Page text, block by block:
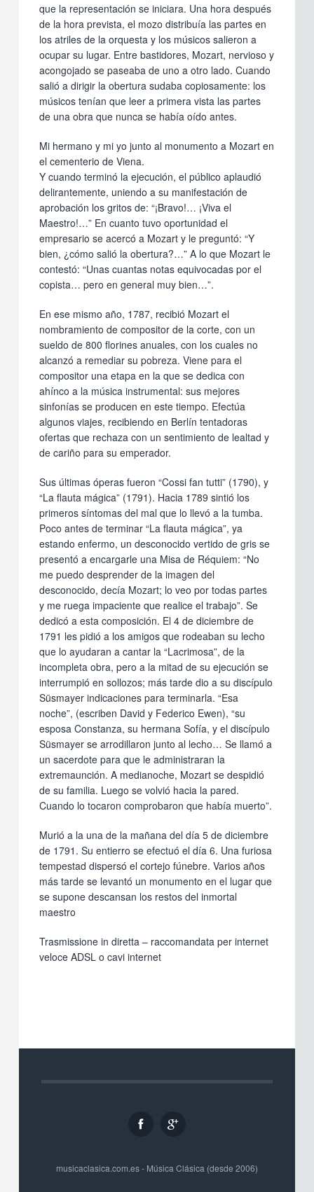
que la representación se iniciara. Una hora después
de la hora prevista, el mozo distribuía las partes en
los atriles de la orquesta y los músicos salieron a
ocupar su lugar. Entre bastidores, Mozart, nervioso y
acongojado se paseaba de uno a otro lado. Cuando
salió a dirigir la obertura sudaba copiosamente: los
músicos tenían que leer a primera vista las partes
de una obra que nunca se había oído antes.
Mi hermano y mi yo junto al monumento a Mozart en
el cementerio de Viena.
Y cuando terminó la ejecución, el público aplaudió
delirantemente, uniendo a su manifestación de
aprobación los gritos de: “¡Bravo!… ¡Viva el
Maestro!…” En cuanto tuvo oportunidad el
empresario se acercó a Mozart y le preguntó: “Y
bien, ¿cómo salió la obertura?…” A lo que Mozart le
contestó: “Unas cuantas notas equivocadas por el
copista… pero en general muy bien…”.
En ese mismo año, 1787, recibió Mozart el
nombramiento de compositor de la corte, con un
sueldo de 800 florines anuales, con los cuales no
alcanzó a remediar su pobreza. Viene para el
compositor una etapa en la que se dedica con
ahínco a la música instrumental: sus mejores
sinfonías se producen en este tiempo. Efectúa
algunos viajes, recibiendo en Berlín tentadoras
ofertas que rechaza con un sentimiento de lealtad y
de cariño para su emperador.
Sus últimas óperas fueron “Cossi fan tutti” (1790), y
“La flauta mágica” (1791). Hacia 1789 sintió los
primeros síntomas del mal que lo llevó a la tumba.
Poco antes de terminar “La flauta mágica”, ya
estando enfermo, un desconocido vertido de gris se
presentó a encargarle una Misa de Réquiem: “No
me puedo desprender de la imagen del
desconocido, decía Mozart; lo veo por todas partes
y me ruega impaciente que realice el trabajo”. Se
dedicó a esta composición. El 4 de diciembre de
1791 les pidió a los amigos que rodeaban su lecho
que lo ayudaran a cantar la “Lacrimosa”, de la
incompleta obra, pero a la mitad de su ejecución se
interrumpió en sollozos; más tarde dio a su discípulo
Süsmayer indicaciones para terminarla. “Esa
noche”, (escriben David y Federico Ewen), “su
esposa Constanza, su hermana Sofía, y el discípulo
Süsmayer se arrodillaron junto al lecho… Se llamó a
un sacerdote para que le administraran la
extremaunción. A medianoche, Mozart se despidió
de su familia. Luego se volvió hacia la pared.
Cuando lo tocaron comprobaron que había muerto”.
Murió a la una de la mañana del día 5 de diciembre
de 1791. Su entierro se efectuó el día 6. Una furiosa
tempestad dispersó el cortejo fúnebre. Varios años
más tarde se levantó un monumento en el lugar que
se supone descansan los restos del inmortal
maestro
Trasmissione in diretta – raccomandata per internet
veloce ADSL o cavi internet
musicaclasica.com.es - Música Clásica (desde 2006)